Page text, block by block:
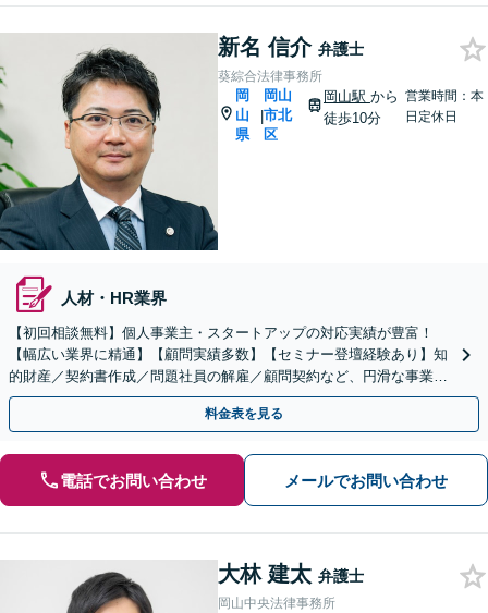
新名 信介 弁護士
葵綜合法律事務所
岡
山
県
|
岡山
市北
区
岡山駅 から
徒歩10分
営業時間：本
日定休日
人材・HR業界
【初回相談無料】個人事業主・スタートアップの対応実績が豊富！
【幅広い業界に精通】【顧問実績多数】【セミナー登壇経験あり】知
的財産／契約書作成／問題社員の解雇／顧問契約など、円滑な事業運
営をサポートします【土日祝・夜間対応】【岡山駅10分】
料金表を見る
電話でお問い合わせ メールでお問い合わせ
大林 建太 弁護士
岡山中央法律事務所